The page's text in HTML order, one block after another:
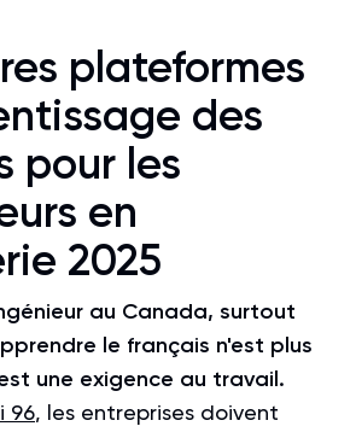
plateformes
des
pour les
en
2025
au Canada, surtout
le français n'est plus
une exigence au travail.
96, les entreprises doivent